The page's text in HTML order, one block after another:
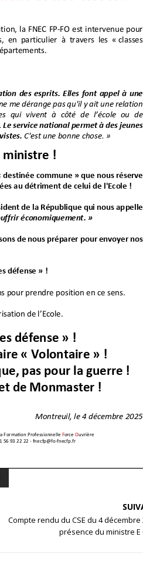
Compte rendu du CSE du 4 décembre
présence du ministre